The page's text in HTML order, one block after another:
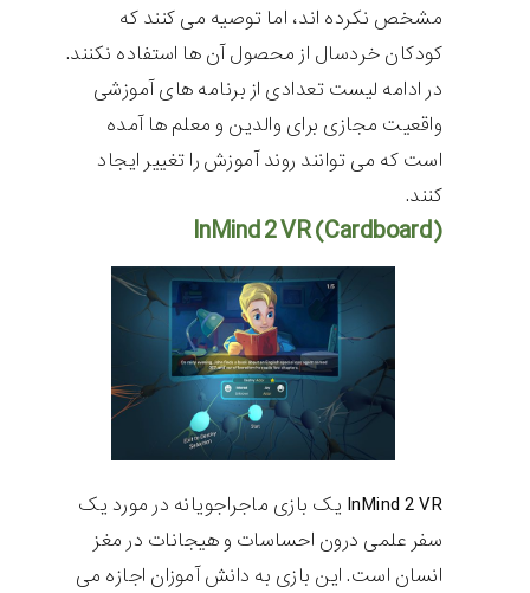
مشخص نکرده اند، اما توصیه می کنند که
کودکان خردسال از محصول آن ها استفاده نکنند.
در ادامه لیست تعدادی از برنامه های آموزشی
واقعیت مجازی برای والدین و معلم ها آمده
است که می توانند روند آموزش را تغییر ایجاد
کنند.
InMind 2 VR (Cardboard)
InMind 2 VR یک بازی ماجراجویانه در مورد یک
سفر علمی درون احساسات و هیجانات در مغز
انسان است. این بازی به دانش آموزان اجازه می